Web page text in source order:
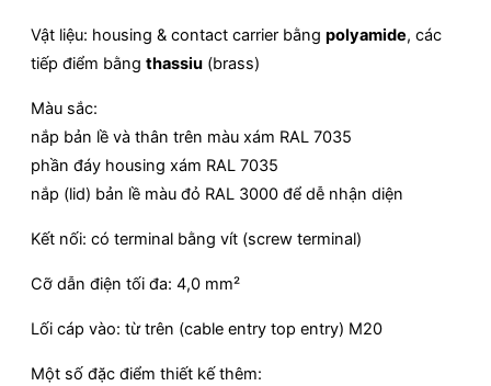
Vật liệu: housing & contact carrier bằng polyamide, các
tiếp điểm bằng thassiu (brass)
Màu sắc:
nắp bản lề và thân trên màu xám RAL 7035
phần đáy housing xám RAL 7035
nắp (lid) bản lề màu đỏ RAL 3000 để dễ nhận diện
Kết nối: có terminal bằng vít (screw terminal)
Cỡ dẫn điện tối đa: 4,0 mm²
Lối cáp vào: từ trên (cable entry top entry) M20
Một số đặc điểm thiết kế thêm: